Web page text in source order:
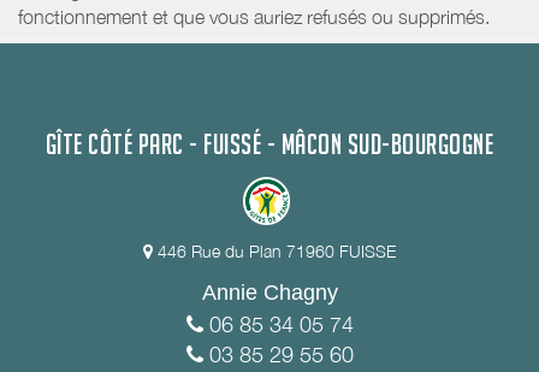
fonctionnement et que vous auriez refusés ou supprimés.
GÎTE CÔTÉ PARC - FUISSÉ - MÂCON SUD-BOURGOGNE
446 Rue du Plan 71960 FUISSE
Annie Chagny
06 85 34 05 74
03 85 29 55 60